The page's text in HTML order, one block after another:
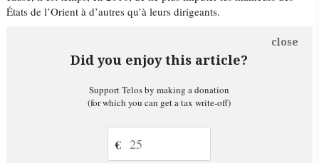
États de l’Orient à d’autres qu’à leurs dirigeants.
Did you enjoy this article?
close
Support Telos by making a donation
(for which you can get a tax write-off)
€